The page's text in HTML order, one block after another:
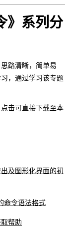
》系列分
路清晰，简单易
，通过学习该专题
击可直接下载至本
及图形化界面的初
令语法格式
帮助